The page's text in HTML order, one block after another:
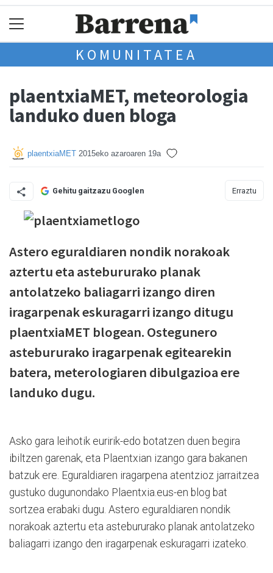
KOMUNITATEA
plaentxiaMET, meteorologia
landuko duen bloga
plaentxiaMET 2015eko azaroaren 19a
Gehitu gaitzazu Googlen Erraztu
Astero eguraldiaren nondik norakoak
aztertu eta astebururako planak
antolatzeko baliagarri izango diren
iragarpenak eskuragarri izango ditugu
plaentxiaMET blogean. Ostegunero
astebururako iragarpenak egitearekin
batera, meterologiaren dibulgazioa ere
landuko dugu.
Asko gara leihotik euririk-edo botatzen duen begira
ibiltzen garenak, eta Plaentxian izango gara bakanen
batzuk ere. Eguraldiaren iragarpena atentzioz jarraitzea
gustuko dugunondako Plaentxia.eus-en blog bat
sortzea erabaki dugu. Astero eguraldiaren nondik
norakoak aztertu eta astebururako planak antolatzeko
baliagarri izango den iragarpenak eskuragarri izateko.